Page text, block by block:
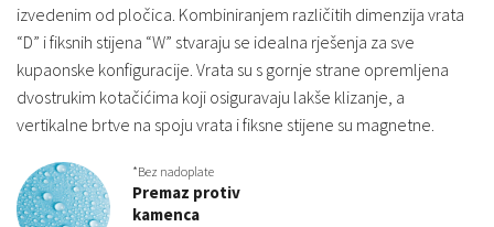
izvedenim od pločica. Kombiniranjem različitih dimenzija vrata
“D” i fiksnih stijena “W” stvaraju se idealna rješenja za sve
kupaonske konfiguracije. Vrata su s gornje strane opremljena
dvostrukim kotačićima koji osiguravaju lakše klizanje, a
vertikalne brtve na spoju vrata i fiksne stijene su magnetne.
*Bez nadoplate
Premaz protiv
kamenca